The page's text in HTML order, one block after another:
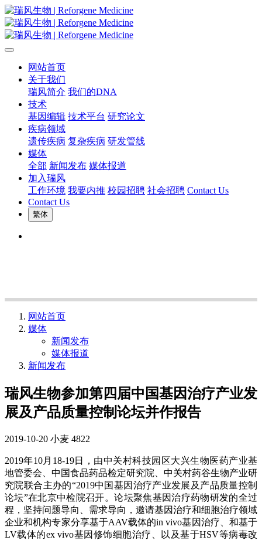
网站首页
关于我们
瑞风简介 我们的DNA
技术
基因编辑 技术平台 研究论文
疾病领域
遗传疾病 复杂疾病 研发管线
媒体
全部 新闻发布 媒体报道
加入瑞风
工作环境 我要内推 校园招聘 社会招聘 Contact Us
Contact Us
繁体
网站首页
媒体
新闻发布
媒体报道
新闻发布
瑞风生物参加第四届中国基因治疗产业发
展及产品质量控制论坛并作报告
2019-10-20 小麦 4822
2019年10月18-19日，由中关村科技园区大兴生物医药产业基
地管委会、中国食品药品检定研究院、中关村药谷生物产业研
究院联合主办的“2019中国基因治疗产业发展及产品质量控制
论坛”在北京中检院召开。论坛聚焦基因治疗药物研发的全过
程，坚持问题导向、需求导向，邀请基因治疗和细胞治疗领域
企业和机构专家分享基于AAV载体的in vivo基因治疗、和基于
LV载体的ex vivo基因修饰细胞治疗、以及基于HSV等病毒改